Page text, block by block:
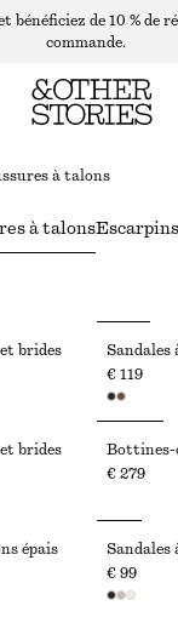
bénéficiez de 10 % de
commande.
à talons
à talonsEscarpins
brides
Sandales
€ 119
brides
€ 279
épais
Sandales
€ 99